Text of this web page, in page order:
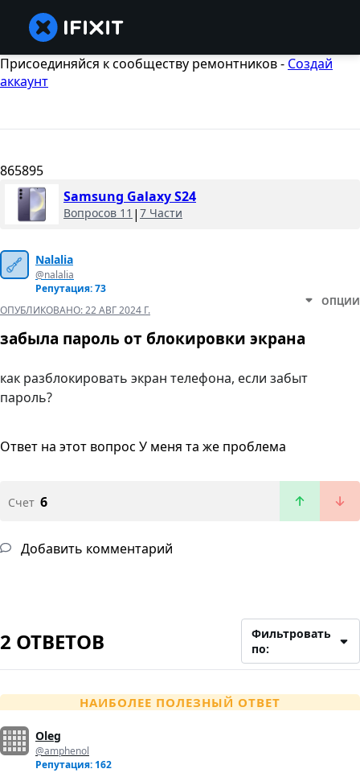
Присоединяйся к сообществу ремонтников - Создай
аккаунт
865895
Samsung Galaxy S24
Вопросов 11 | 7 Части
Nalalia
@nalalia
Репутация: 73
ОПУБЛИКОВАНО:22 АВГ 2024 Г.
ОПЦИИ
забыла пароль от блокировки экрана
как разблокировать экран телефона, если забыт
пароль?
Ответ на этот вопрос У меня та же проблема
Счет 6
Добавить комментарий
2 ОТВЕТОВ
Фильтровать
по:
НАИБОЛЕЕ ПОЛЕЗНЫЙ ОТВЕТ
Oleg
@amphenol
Репутация: 162